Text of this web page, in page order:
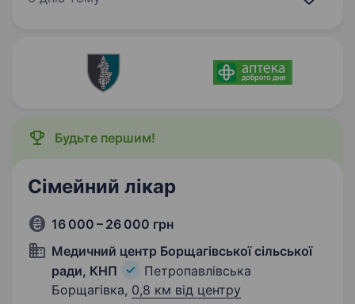
Будьте першим!
Сімейний лікар
16 000 – 26 000 грн
Медичний центр Борщагівської сільської
ради, КНП
Петропавлівська
Борщагівка, 0,8 км від центру